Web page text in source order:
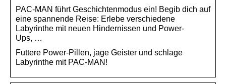
PAC-MAN führt Geschichtenmodus ein! Begib dich auf
eine spannende Reise: Erlebe verschiedene
Labyrinthe mit neuen Hindernissen und Power-
Ups, …
Futtere Power-Pillen, jage Geister und schlage
Labyrinthe mit PAC-MAN!